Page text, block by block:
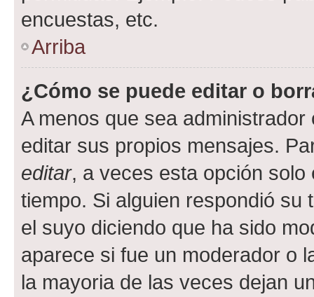
encuestas, etc.
Arriba
¿Cómo se puede editar o
A menos que sea
editar sus propios mensajes.
editar, a veces esta opción
tiempo. Si alguien respondió su
el suyo diciendo que ha sido
aparece si fue un moderador o
la mayoria de las veces dejan